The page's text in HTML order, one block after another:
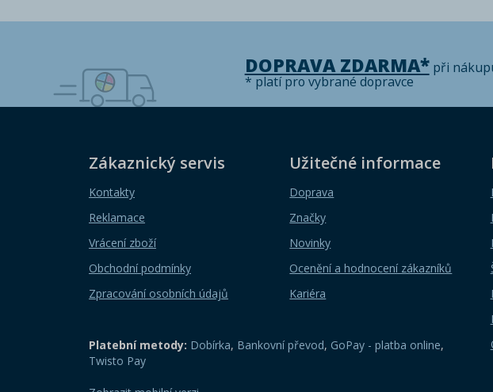
DOPRAVA ZDARMA*při
* platí pro vybrané dopravce
Zákaznický servis
Kontakty
Reklamace
Vrácení zboží
Obchodní podmínky
Zpracování osobních údajů
Užitečné informace
Doprava
Značky
Novinky
Ocenění a hodnocení zákazníků
Kariéra
Platební metody: Dobírka, Bankovní převod, GoPay - platba online,
Twisto Pay